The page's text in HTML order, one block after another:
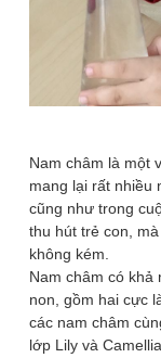
Nam châm là một
mang lại rất nhiều
cũng như trong
thu hút trẻ con,
không kém.
Nam châm có khả
non, gồm hai cực
các nam châm
lớp Lily và